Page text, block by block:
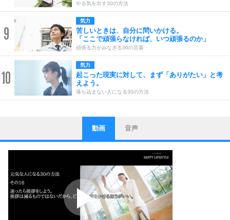
やる気を出す30の方法
9
気力
苦しいときは、自分に問いかける。
「ここで頑張らなければ、いつ頑張るのか」
頑張る力がみなぎる30の言葉
10
気力
起こった現実に対して、まず「ありがたい」と考
えよう。
落ち込まない人になる30の方法
1
ストレス対策
他人と比べない。
いっそのこと、他人を見ない。
いらいらしない人になる30の方法
プラス思考
ポジティブになれない原因は、行動しないから。
ポジティブ思考になる30の方法
動画 音声